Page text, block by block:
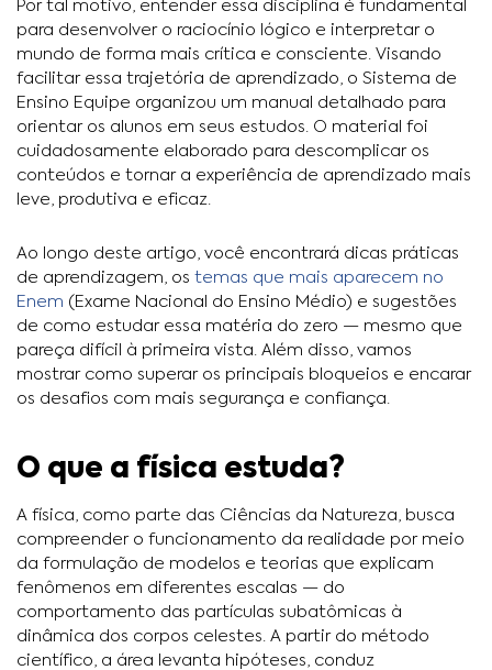
Por tal motivo, entender essa disciplina é fundamental
para desenvolver o raciocínio lógico e interpretar o
mundo de forma mais crítica e consciente. Visando
facilitar essa trajetória de aprendizado, o Sistema de
Ensino Equipe organizou um manual detalhado para
orientar os alunos em seus estudos. O material foi
cuidadosamente elaborado para descomplicar os
conteúdos e tornar a experiência de aprendizado mais
leve, produtiva e eficaz.
Ao longo deste artigo, você encontrará dicas práticas
de aprendizagem, os temas que mais aparecem no
Enem (Exame Nacional do Ensino Médio) e sugestões
de como estudar essa matéria do zero — mesmo que
pareça difícil à primeira vista. Além disso, vamos
mostrar como superar os principais bloqueios e encarar
os desafios com mais segurança e confiança.
O que a física estuda?
A física, como parte das Ciências da Natureza, busca
compreender o funcionamento da realidade por meio
da formulação de modelos e teorias que explicam
fenômenos em diferentes escalas — do
comportamento das partículas subatômicas à
dinâmica dos corpos celestes. A partir do método
científico, a área levanta hipóteses, conduz